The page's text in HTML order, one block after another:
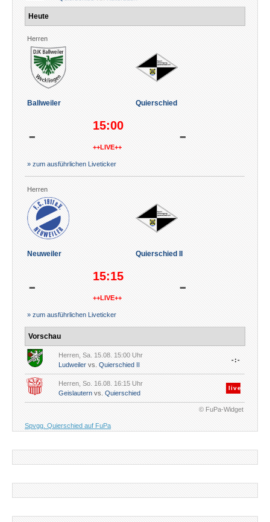
Heute
Herren
Ballweiler Quierschied
- 15:00
++LIVE++ -
» zum ausführlichen Liveticker
Herren
Neuweiler Quierschied II
- 15:15
++LIVE++ -
» zum ausführlichen Liveticker
Vorschau
Herren, Sa. 15.08. 15:00 Uhr
Ludweiler vs. Quierschied II
-:-
Herren, So. 16.08. 16:15 Uhr
Geislautern vs. Quierschied
live
© FuPa-Widget
Spvgg. Quierschied auf FuPa